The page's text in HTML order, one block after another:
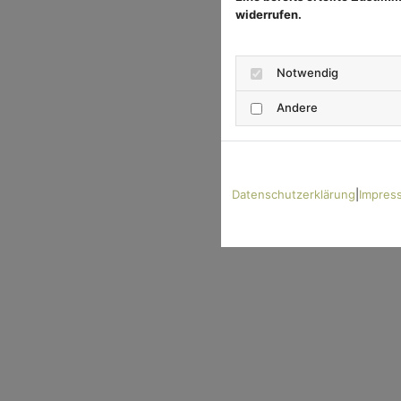
widerrufen.
Notwendig
Andere
Datenschutzerklärung